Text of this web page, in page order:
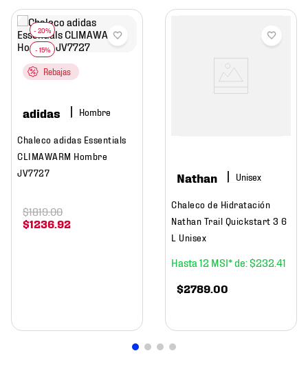
Rebajas
adidas Hombre
Chaleco adidas Essentials
CLIMAWARM Hombre
JV7727
$1236.92
$1819.00
Nathan
Chaleco de Hidratación
Nathan Trail Quickstart 3 6
L Unisex
12 $232 41
$2789.00